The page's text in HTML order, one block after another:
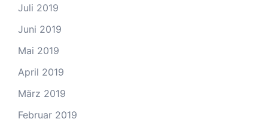
Juli 2019
Juni 2019
Mai 2019
April 2019
März 2019
Februar 2019